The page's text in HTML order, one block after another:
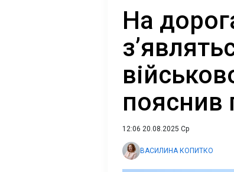
На
пояснив
12:06 20.08.2025 Ср
ВАСИЛИНА КОПИТКО